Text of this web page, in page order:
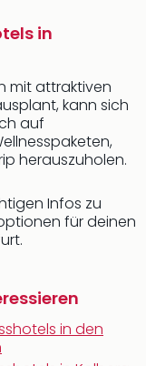
in
mit attraktiven
kann sich
auf
herauszuholen.
Infos zu
für deinen
in den